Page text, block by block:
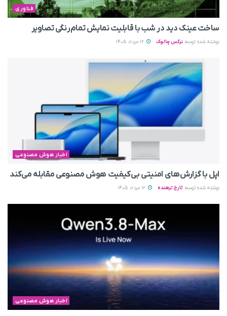
فناوری
ساخت عینک دید در شب با قابلیت نمایش تمام‌رنگی تصاویر
نوشته شده توسط نرگس چالوک
اخبار هوش مصنوعی
اپل با گزارش‌های امنیتی بی‌کیفیت هوش مصنوعی مقابله می‌کند
نوشته شده توسط تارخ ترهنده
اخبار هوش مصنوعی